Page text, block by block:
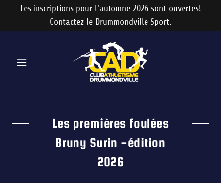
Les inscriptions pour l'automne 2026 sont ouvertes!
Contactez le Drummondville Sport.
Les premières foulées
Bruny Surin -édition
2026